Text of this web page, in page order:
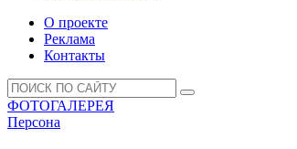
О проекте
Реклама
Контакты
ФОТОГАЛЕРЕЯ
Персона